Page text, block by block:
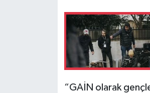
“GAİN olarak